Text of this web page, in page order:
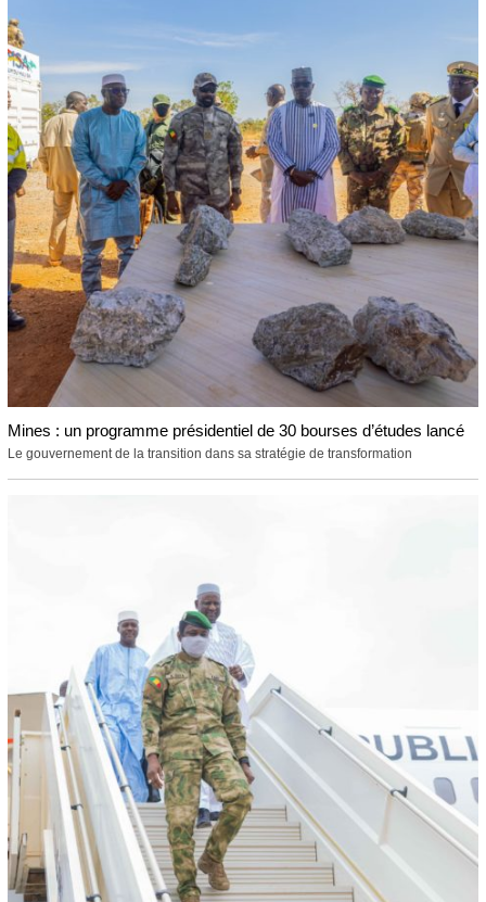
Mines : un programme présidentiel de 30 bourses d’études lancé
Le gouvernement de la transition dans sa stratégie de transformation